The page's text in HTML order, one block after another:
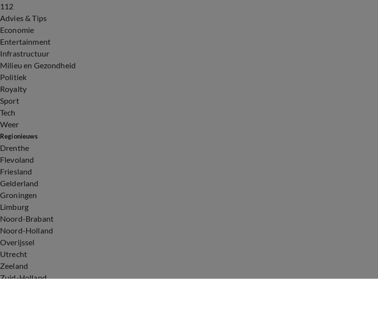
112
Advies & Tips
Economie
Entertainment
Infrastructuur
Milieu en Gezondheid
Politiek
Royalty
Sport
Tech
Weer
Regionieuws
Drenthe
Flevoland
Friesland
Gelderland
Groningen
Limburg
Noord-Brabant
Noord-Holland
Overijssel
Utrecht
Zeeland
Zuid-Holland